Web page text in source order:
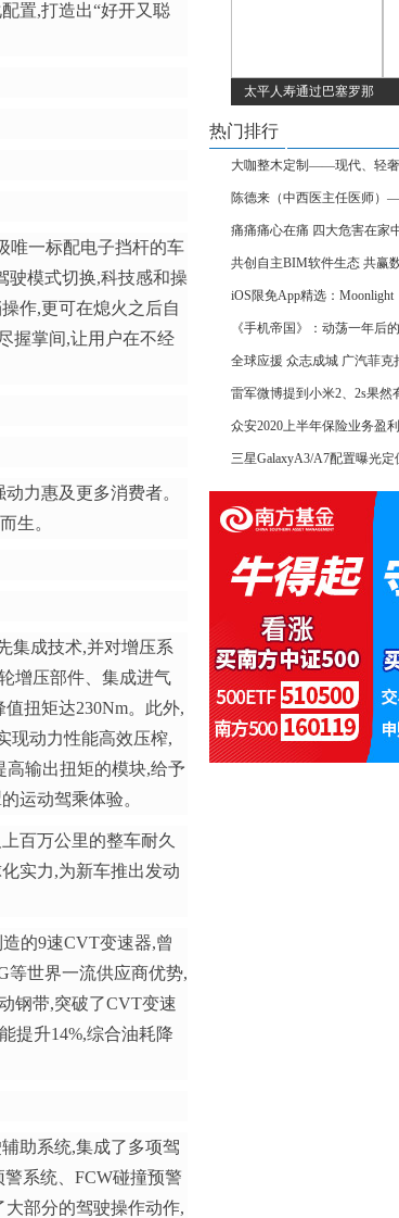
置,打造出“好开又聪
唯一标配电子挡杆的车
驶模式切换,科技感和操
作,更可在熄火之后自
握掌间,让用户在不经
力惠及更多消费者。
生。
集成技术,并对增压系
增压部件、集成进气
扭矩达230Nm。此外,
现动力性能高效压榨,
高输出扭矩的模块,给予
运动驾乘体验。
百万公里的整车耐久
实力,为新车推出发动
的9速CVT变速器,曾
等世界一流供应商优势,
钢带,突破了CVT变速
提升14%,综合油耗降
助系统,集成了多项驾
系统、FCW碰撞预警
部分的驾驶操作动作,
太平人寿通过巴塞罗那
热门排行
大咖整木定制——现代、轻
陈德来（中西医主任医师）
痛痛痛心在痛 四大危害在家
共创自主BIM软件生态 共赢
iOS限免App精选：Moonlight
《手机帝国》：动荡一年后
全球应援 众志成城 广汽菲克
雷军微博提到小米2、2s果然
众安2020上半年保险业务盈
三星GalaxyA3/A7配置曝光定